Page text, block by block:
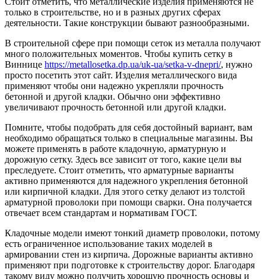
только в строительстве, но и в разных других сферах
деятельности. Такие конструкции бывают разнообразными.
В строительной сфере при помощи сеток из металла получают
много положительных моментов. Чтобы купить сетку в
Виннице https://metallosetka.dp.ua/uk-ua/setka-v-dnepri/, нужно
просто посетить этот сайт. Изделия металлического вида
применяют чтобы они надежно укрепляли прочность
бетонной и другой кладки. Обычно они эффективно
увеличивают прочность бетонной или другой кладки.
Помните, чтобы подобрать для себя достойный вариант, вам
необходимо обращаться только в специальные магазины. Вы
можете применять в работе кладочную, арматурную и
дорожную сетку. Здесь все зависит от того, какие цели вы
преследуете. Стоит отметить, что арматурные варианты
активно применяются для надежного укрепления бетонной
или кирпичной кладки. Для этого сетку делают из толстой
арматурной проволоки при помощи сварки. Она получается
отвечает всем стандартам и нормативам ГОСТ.
Кладочные модели имеют тонкий диаметр проволоки, потому
есть ограниченное использование таких моделей в
армировании стен из кирпича. Дорожные варианты активно
применяют при подготовке к строительству дорог. Благодаря
такому виду можно получить хорошую прочность основы и